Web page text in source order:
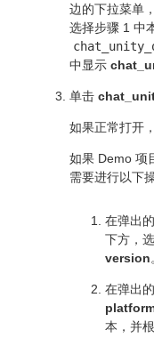
边的下拉菜单
选择步骤 1 中
中显示
单击
如果正常打开
如果 Demo 项
需要进行以下
在弹出的
下方，
version
在弹出的
本，并